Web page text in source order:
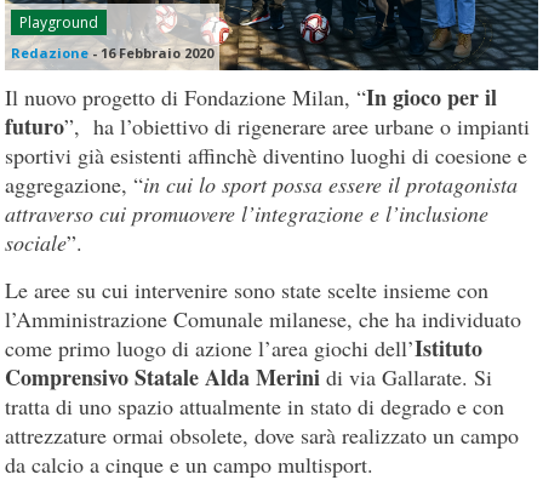
Playground
Redazione -16 Febbraio 2020
Il nuovo progetto di Fondazione Milan, “In gioco per il
futuro”, ha l’obiettivo di rigenerare aree urbane o impianti
sportivi già esistenti affinchè diventino luoghi di coesione e
aggregazione, “in cui lo sport possa essere il protagonista
attraverso cui promuovere l’integrazione e l’inclusione
sociale”.
Le aree su cui intervenire sono state scelte insieme con
l’Amministrazione Comunale milanese, che ha individuato
come primo luogo di azione l’area giochi dell’Istituto
Comprensivo Statale Alda Merini di via Gallarate. Si
tratta di uno spazio attualmente in stato di degrado e con
attrezzature ormai obsolete, dove sarà realizzato un campo
da calcio a cinque e un campo multisport.